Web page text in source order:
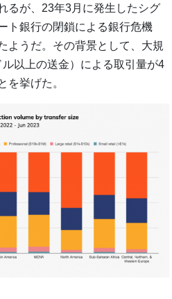
るが、23年3月に発生したシグ
ト銀行の閉鎖による銀行危機
ようだ。その背景として、大規
以上の送金）による取引量が4
を挙げた。